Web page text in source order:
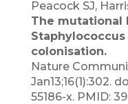
Peacock SJ,
The mutational
colonisation.
Nature
Jan13;16(1):302.
55186-x. PMID: